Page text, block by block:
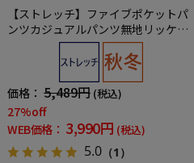
【ストレッチ】ファイブポケットパ
ンツカジュアルパンツ無地リッケン
バッカー秋冬
価格： 5,489円 (税込)
27%off
WEB価格： 3,990円 (税込)
5.0 （1）